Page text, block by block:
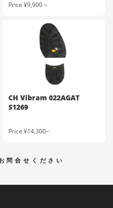
Price ¥9,900～
CH Vibram 022AGAT
S1269
Price ¥14,300~
問合せください